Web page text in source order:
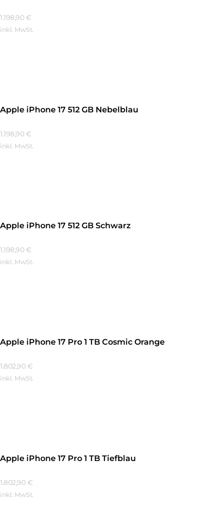
1.198,90 €
inkl. MwSt.
Apple iPhone 17 512 GB Nebelblau
1.198,90 €
inkl. MwSt.
Apple iPhone 17 512 GB Schwarz
1.198,90 €
inkl. MwSt.
Apple iPhone 17 Pro 1 TB Cosmic Orange
1.802,90 €
inkl. MwSt.
Apple iPhone 17 Pro 1 TB Tiefblau
1.802,90 €
inkl. MwSt.